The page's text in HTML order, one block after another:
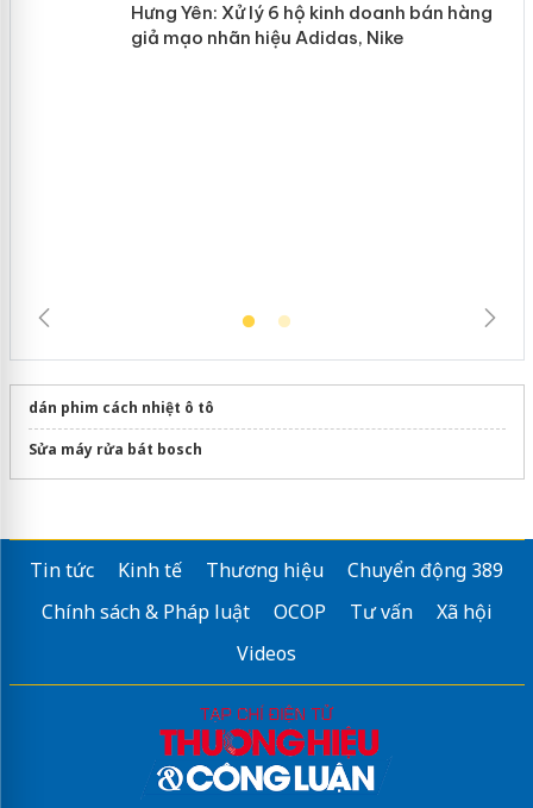
mại trong tháng 7
dán phim cách nhiệt ô tô
Sửa máy rửa bát bosch
Tin tức Kinh tế Thương hiệu
Chuyển động 389
Chính sách & Pháp luật
OCOP Tư vấn
Xã hội
Videos